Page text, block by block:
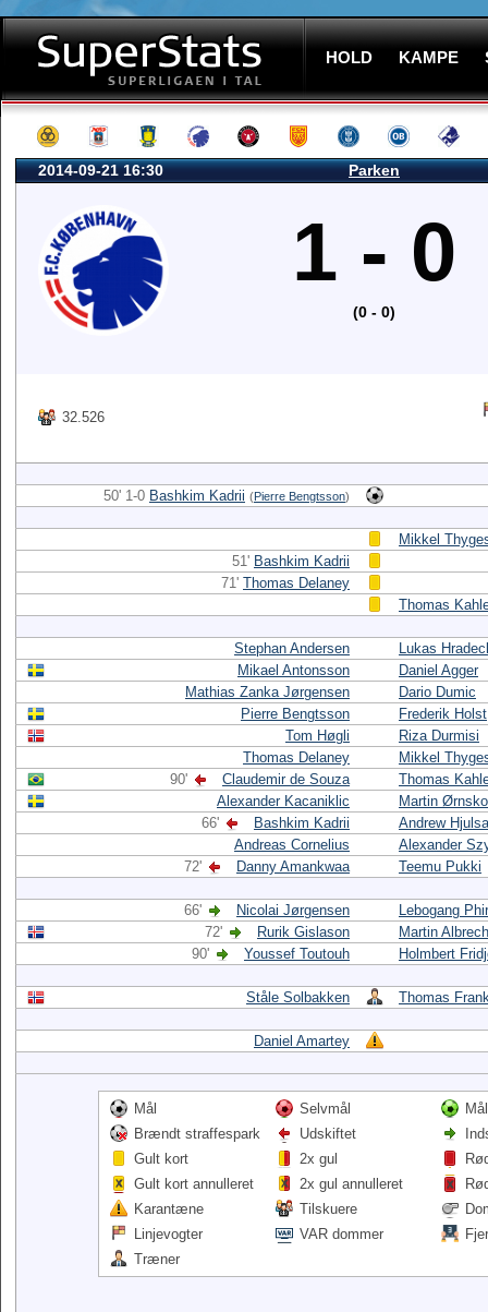
HOLD KAMPE
2014-09-21 16:30 Parken
1 - 0
(0 - 0)
32.526
50' 1-0 Bashkim Kadrii (Pierre Bengtsson)
Mikkel
51' Bashkim Kadrii
71' Thomas Delaney
Thomas
Stephan Andersen
Lukas
Mikael Antonsson
Daniel Agger
Mathias Zanka Jørgensen
Dario Dumic
Pierre Bengtsson
Frederik Holst
Tom Høgli
Riza Durmisi
Thomas Delaney
Mikkel
90'
Claudemir de Souza
Thomas
Alexander Kacaniklic
Martin
66'
Bashkim Kadrii
Andrew
Andreas Cornelius
Alexander
72'
Danny Amankwaa Teemu Pukki
66' Nicolai Jørgensen
Lebogang
72'
Rurik Gislason
Martin
90'
Youssef Toutouh Holmbert
Ståle Solbakken Thomas
Daniel Amartey
Mål Selvmål
Brændt straffespark
Udskiftet
Gult kort
2x gul
Gult kort annulleret
2x gul annulleret
Karantæne
Tilskuere
Linjevogter
VAR dommer
Træner